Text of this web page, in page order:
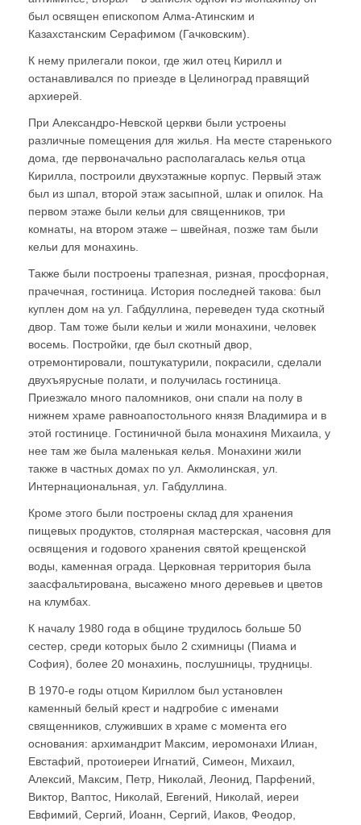
был освящен епископом Алма-Атинским и
Казахстанским Серафимом (Гачковским).
К нему прилегали покои, где жил отец Кирилл и
останавливался по приезде в Целиноград правящий
архиерей.
При Александро-Невской церкви были устроены
различные помещения для жилья. На месте старенького
дома, где первоначально располагалась келья отца
Кирилла, построили двухэтажные корпус. Первый этаж
был из шпал, второй этаж засыпной, шлак и опилок. На
первом этаже были кельи для священников, три
комнаты, на втором этаже – швейная, позже там были
кельи для монахинь.
Также были построены трапезная, ризная, просфорная,
прачечная, гостиница. История последней такова: был
куплен дом на ул. Габдуллина, переведен туда скотный
двор. Там тоже были кельи и жили монахини, человек
восемь. Постройки, где был скотный двор,
отремонтировали, поштукатурили, покрасили, сделали
двухъярусные полати, и получилась гостиница.
Приезжало много паломников, они спали на полу в
нижнем храме равноапостольного князя Владимира и в
этой гостинице. Гостиничной была монахиня Михаила, у
нее там же была маленькая келья. Монахини жили
также в частных домах по ул. Акмолинская, ул.
Интернациональная, ул. Габдуллина.
Кроме этого были построены склад для хранения
пищевых продуктов, столярная мастерская, часовня для
освящения и годового хранения святой крещенской
воды, каменная ограда. Церковная территория была
заасфальтирована, высажено много деревьев и цветов
на клумбах.
К началу 1980 года в общине трудилось больше 50
сестер, среди которых было 2 схимницы (Пиама и
София), более 20 монахинь, послушницы, трудницы.
В 1970-е годы отцом Кириллом был установлен
каменный белый крест и надгробие с именами
священников, служивших в храме с момента его
основания: архимандрит Максим, иеромонахи Илиан,
Евстафий, протоиереи Игнатий, Симеон, Михаил,
Алексий, Максим, Петр, Николай, Леонид, Парфений,
Виктор, Ваптос, Николай, Евгений, Николай, иереи
Евфимий, Сергий, Иоанн, Сергий, Иаков, Феодор,